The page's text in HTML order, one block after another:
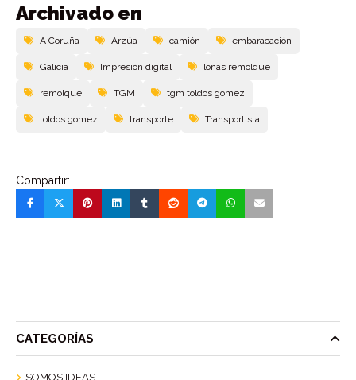
Archivado en
A Coruña Arzúa camión embaracación
Galicia Impresión digital lonas remolque
remolque TGM tgm toldos gomez
toldos gomez transporte Transportista
Compartir:
CATEGORÍAS
SOMOS IDEAS